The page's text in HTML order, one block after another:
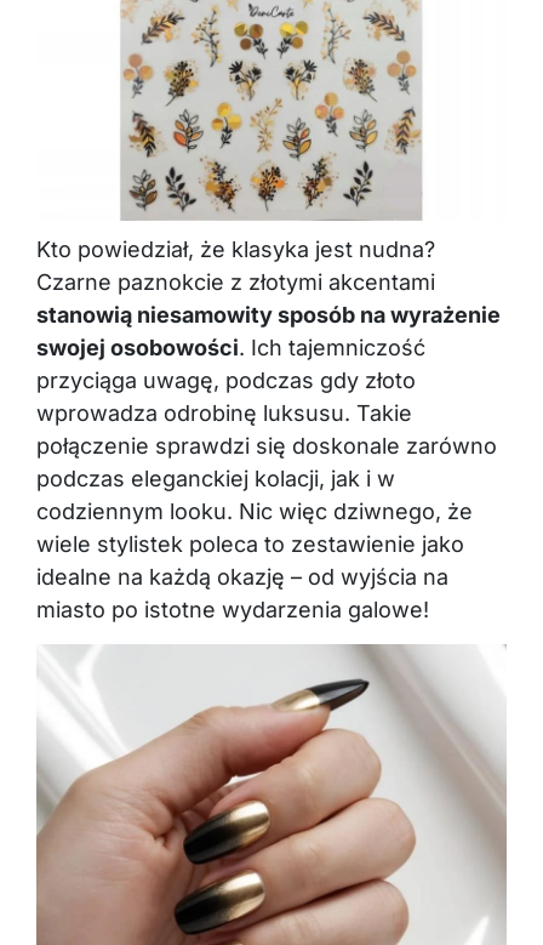
Kto powiedział, że klasyka jest nudna?
Czarne paznokcie z złotymi akcentami
stanowią niesamowity sposób na wyrażenie
swojej osobowości. Ich tajemniczość
przyciąga uwagę, podczas gdy złoto
wprowadza odrobinę luksusu. Takie
połączenie sprawdzi się doskonale zarówno
podczas eleganckiej kolacji, jak i w
codziennym looku. Nic więc dziwnego, że
wiele stylistek poleca to zestawienie jako
idealne na każdą okazję – od wyjścia na
miasto po istotne wydarzenia galowe!